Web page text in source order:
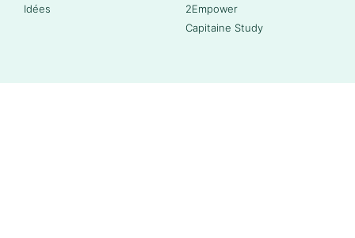
Idées
2Empower
Capitaine Study